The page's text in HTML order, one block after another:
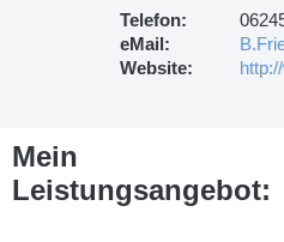
Telefon:
eMail:
Website:
Mein
Leistungsangebot: